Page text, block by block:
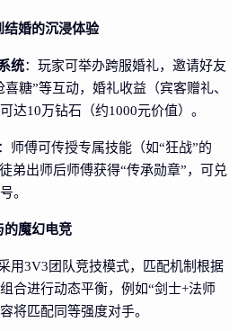
婚的沉浸体验
统：玩家可举办跨服婚礼，邀请好友
喜糖”等互动，婚礼收益（宾客赠礼、
达10万钻石（约1000元价值）。
：师傅可传授专属技能（如“狂战”的
弟出师后师傅获得“传承勋章”，可兑
。
魔幻电竞
用3V3团队竞技模式，匹配机制根据
合进行动态平衡，例如“剑士+法师
将匹配同等强度对手。